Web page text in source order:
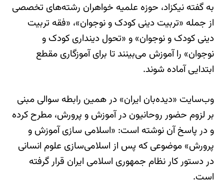
به گفته نیکزاد، حوزه علمیه خواهران رشته‌های تخصصی
از جمله «تربیت دینی کودک و نوجوان»، «فقه تربیت
دینی کودک و نوجوان» و «تحول دینداری کودک و
نوجوان» را آموزش می‌بینند تا برای آموزگاری مقطع
ابتدایی آماده شوند.
وب‌سایت «دیده‌بان ایران» در همین رابطه سوالی مبنی
بر لزوم حضور روحانیون در آموزش و پرورش، مطرح کرده
و در پاسخ آن نوشته است: «اسلامی سازی آموزش و
پرورش» موضوعی که پس از اسلامی‌سازی علوم انسانی
در دستور کار نظام جمهوری اسلامی ایران قرار گرفته
است.